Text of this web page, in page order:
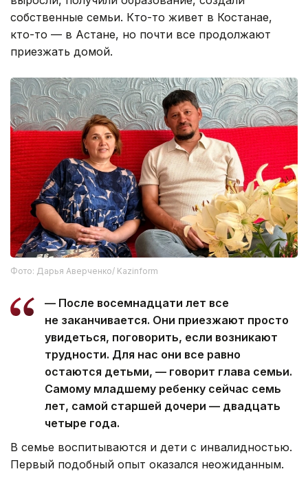
собственные семьи. Кто-то живет в Костанае,
кто-то — в Астане, но почти все продолжают
приезжать домой.
Фото: Дарья Аверченко/ Kazinform
— После восемнадцати лет все
не заканчивается. Они приезжают просто
увидеться, поговорить, если возникают
трудности. Для нас они все равно
остаются детьми, — говорит глава семьи.
Самому младшему ребенку сейчас семь
лет, самой старшей дочери — двадцать
четыре года.
В семье воспитываются и дети с инвалидностью.
Первый подобный опыт оказался неожиданным.